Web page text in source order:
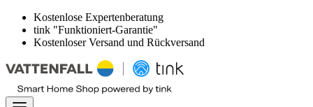
Kostenlose Expertenberatung
tink "Funktioniert-Garantie"
Kostenloser Versand und Rückversand